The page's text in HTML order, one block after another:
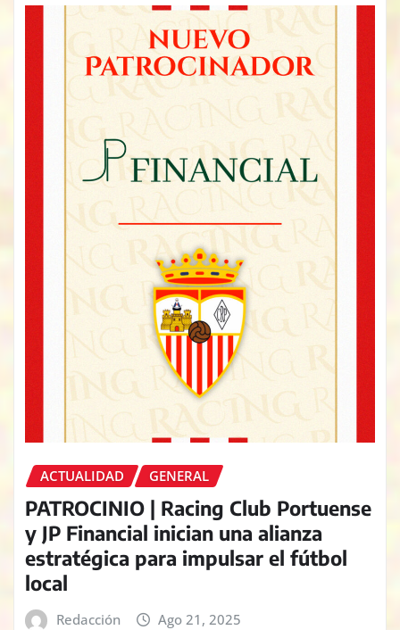
ACTUALIDAD GENERAL
PATROCINIO | Racing Club Portuense
y JP Financial inician una alianza
estratégica para impulsar el fútbol
local
Redacción Ago 21, 2025